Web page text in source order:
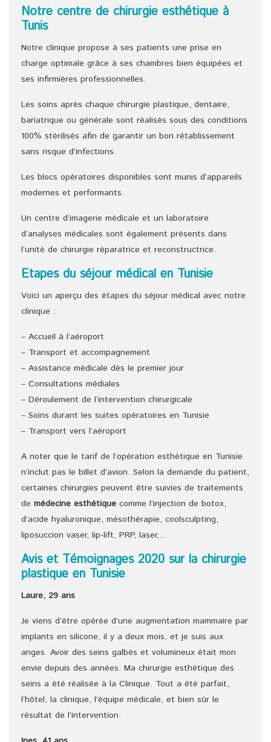
Notre centre de chirurgie esthétique à
Tunis
Notre clinique propose à ses patients une prise en
charge optimale grâce à ses chambres bien équipées et
ses infirmières professionnelles.
Les soins après chaque chirurgie plastique, dentaire,
bariatrique ou générale sont réalisés sous des conditions
100% stérilisés afin de garantir un bon rétablissement
sans risque d’infections.
Les blocs opératoires disponibles sont munis d’appareils
modernes et performants.
Un centre d’imagerie médicale et un laboratoire
d’analyses médicales sont également présents dans
l’unité de chirurgie réparatrice et reconstructrice.
Etapes du séjour médical en Tunisie
Voici un aperçu des étapes du séjour médical avec notre
clinique :
– Accueil à l’aéroport
– Transport et accompagnement
– Assistance médicale dès le premier jour
– Consultations médiales
– Déroulement de l‘intervention chirurgicale
– Soins durant les suites opératoires en Tunisie
– Transport vers l’aéroport
A noter que le tarif de l’opération esthétique en Tunisie
n’inclut pas le billet d’avion. Selon la demande du patient,
certaines chirurgies peuvent être suivies de traitements
de médecine esthétique comme l’injection de botox,
d’acide hyaluronique, mésothérapie, coolsculpting,
liposuccion vaser, lip-lift, PRP, laser,…
Avis et Témoignages 2020 sur la chirurgie
plastique en Tunisie
Laure, 29 ans
Je viens d’être opérée d’une augmentation mammaire par
implants en silicone, il y a deux mois, et je suis aux
anges. Avoir des seins galbés et volumineux était mon
envie depuis des années. Ma chirurgie esthétique des
seins a été réalisée à la Clinique. Tout a été parfait,
l’hôtel, la clinique, l’équipe médicale, et bien sûr le
résultat de l’intervention.